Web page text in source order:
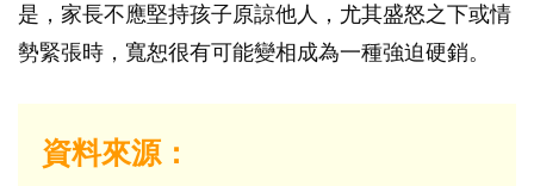
是，家長不應堅持孩子原諒他人，尤其盛怒之下或情
勢緊張時，寬恕很有可能變相成為一種強迫硬銷。
資料來源：